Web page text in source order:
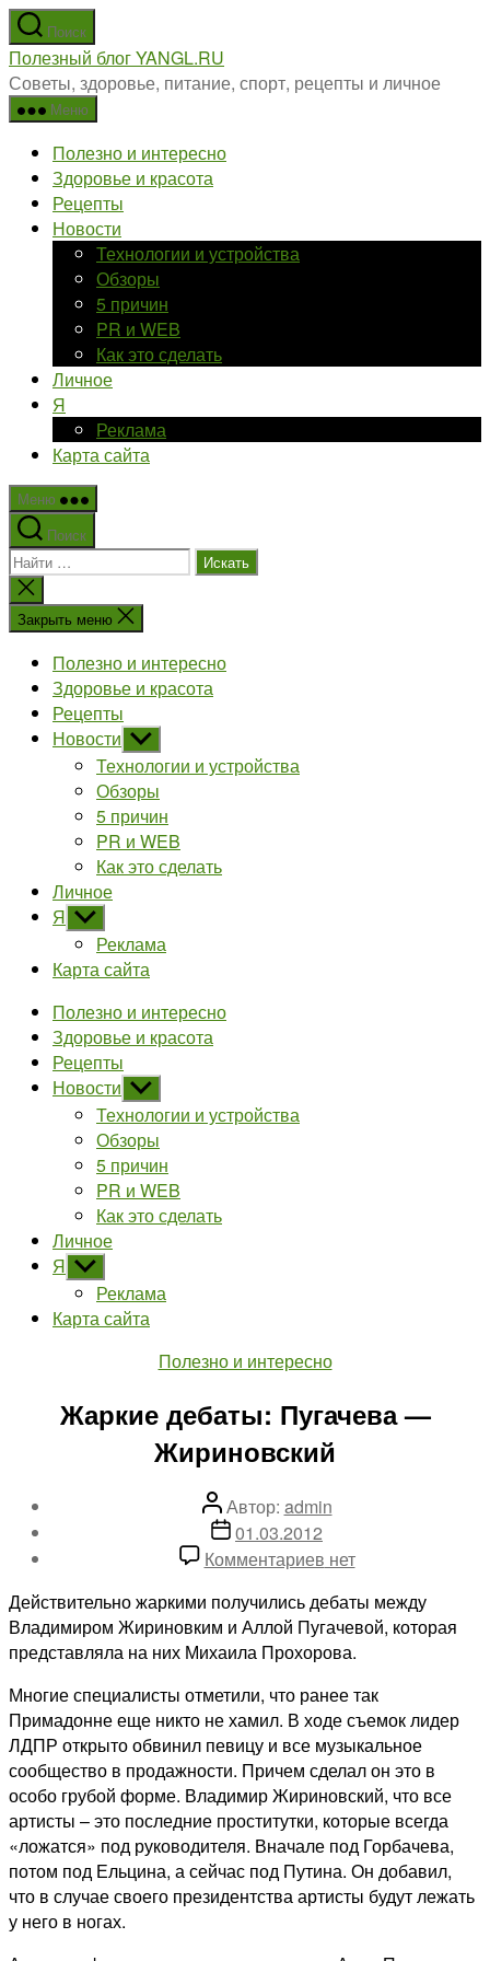
Перейти
к
содержимому
Поиск
Полезный блог YANGL.RU
Советы, здоровье, питание, спорт, рецепты и личное
Меню
Полезно и интересно
Здоровье и красота
Рецепты
Новости
Технологии и устройства
Обзоры
5 причин
PR и WEB
Как это сделать
Личное
Я
Реклама
Карта сайта
Меню
Поиск
Поиск:
Закрыть
поиск
Закрыть меню
Полезно и интересно
Здоровье и красота
Рецепты
Новости Показывать
подменю
Технологии и устройства
Обзоры
5 причин
PR и WEB
Как это сделать
Личное
Я Показывать
подменю
Реклама
Карта сайта
Полезно и интересно
Здоровье и красота
Рецепты
Новости Показывать
подменю
Технологии и устройства
Обзоры
5 причин
PR и WEB
Как это сделать
Личное
Я Показывать
подменю
Реклама
Карта сайта
Рубрики
Полезно и интересно
Жаркие дебаты: Пугачева —
Жириновский
Автор
записи
Автор: admin
Дата
записи
01.03.2012
Комментариевк
Жаркие
дебаты:
Пугачева
Жириновский
нет
Действительно жаркими получились дебаты между
Владимиром Жириновким и Аллой Пугачевой, которая
представляла на них Михаила Прохорова.
Многие специалисты отметили, что ранее так
Примадонне еще никто не хамил. В ходе съемок лидер
ЛДПР открыто обвинил певицу и все музыкальное
сообщество в продажности. Причем сделал он это в
особо грубой форме. Владимир Жириновский, что все
артисты – это последние проститутки, которые всегда
«ложатся» под руководителя. Вначале под Горбачева,
потом под Ельцина, а сейчас под Путина. Он добавил,
что в случае своего президентства артисты будут лежать
у него в ногах.